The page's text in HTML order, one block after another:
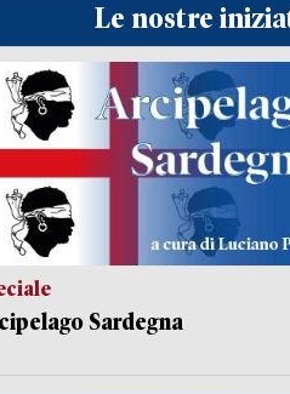
Le nostre
Sardegna